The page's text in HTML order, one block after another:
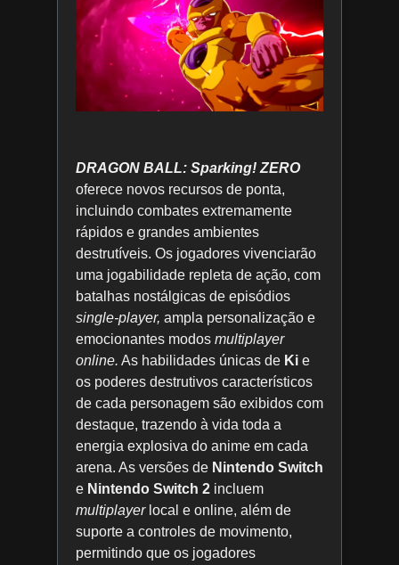
DRAGON BALL: Sparking! ZERO
oferece novos recursos de ponta,
incluindo combates extremamente
rápidos e grandes ambientes
destrutíveis. Os jogadores vivenciarão
uma jogabilidade repleta de ação, com
batalhas nostálgicas de episódios
single-player, ampla personalização e
emocionantes modos multiplayer
online. As habilidades únicas de Ki e
os poderes destrutivos característicos
de cada personagem são exibidos com
destaque, trazendo à vida toda a
energia explosiva do anime em cada
arena. As versões de Nintendo Switch
e Nintendo Switch 2 incluem
multiplayerlocal e online, além de
suporte a controles de movimento,
permitindo que os jogadores